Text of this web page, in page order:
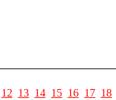
12 13 14 15 16 17 18